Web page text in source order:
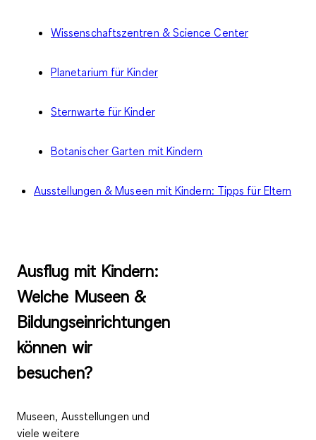
Wissenschaftszentren & Science Center
Planetarium für Kinder
Sternwarte für Kinder
Botanischer Garten mit Kindern
Ausstellungen & Museen mit Kindern: Tipps für Eltern
Ausflug mit Kindern:
Welche Museen &
Bildungseinrichtungen
können wir
besuchen?
Museen, Ausstellungen und
viele weitere